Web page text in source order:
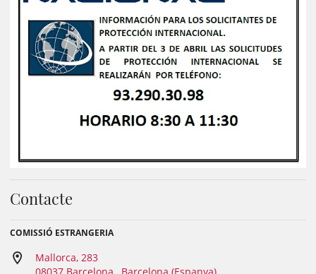
Contacte
COMISSIÓ ESTRANGERIA
Mallorca, 283